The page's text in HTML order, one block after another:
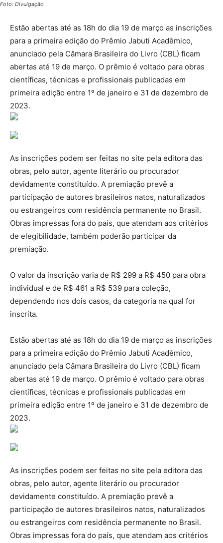
Foto: Divulgação
Estão abertas até as 18h do dia 19 de março as inscrições
para a primeira edição do Prêmio Jabuti Acadêmico,
anunciado pela Câmara Brasileira do Livro (CBL) ficam
abertas até 19 de março. O prêmio é voltado para obras
científicas, técnicas e profissionais publicadas em
primeira edição entre 1º de janeiro e 31 de dezembro de
2023.
As inscrições podem ser feitas no site pela editora das
obras, pelo autor, agente literário ou procurador
devidamente constituído. A premiação prevê a
participação de autores brasileiros natos, naturalizados
ou estrangeiros com residência permanente no Brasil.
Obras impressas fora do país, que atendam aos critérios
de elegibilidade, também poderão participar da
premiação.
O valor da inscrição varia de R$ 299 a R$ 450 para obra
individual e de R$ 461 a R$ 539 para coleção,
dependendo nos dois casos, da categoria na qual for
inscrita.
Estão abertas até as 18h do dia 19 de março as inscrições
para a primeira edição do Prêmio Jabuti Acadêmico,
anunciado pela Câmara Brasileira do Livro (CBL) ficam
abertas até 19 de março. O prêmio é voltado para obras
científicas, técnicas e profissionais publicadas em
primeira edição entre 1º de janeiro e 31 de dezembro de
2023.
As inscrições podem ser feitas no site pela editora das
obras, pelo autor, agente literário ou procurador
devidamente constituído. A premiação prevê a
participação de autores brasileiros natos, naturalizados
ou estrangeiros com residência permanente no Brasil.
Obras impressas fora do país, que atendam aos critérios